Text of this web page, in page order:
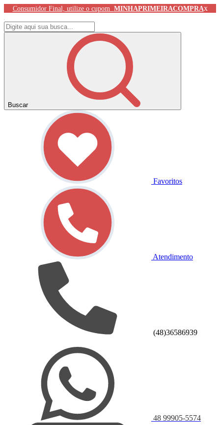
Consumidor Final, utilize o cupom MINHAPRIMEIRACOMPRAx
Buscar
Favoritos
Atendimento
(48)36586939
48 99905-5574